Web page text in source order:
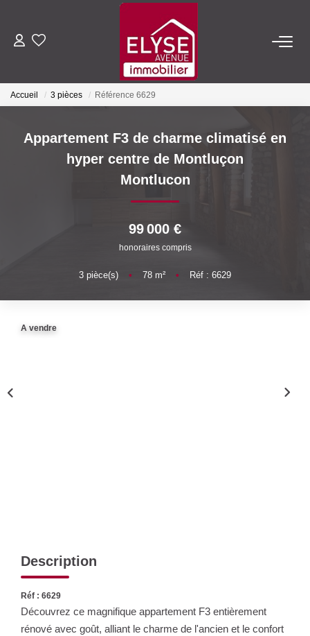
ACHETER
ESTIMER
NOTRE AGENCE
Qui Sommes-Nous
Accueil 3 pièces Référence 6629
Appartement F3 de charme climatisé en
hyper centre de Montluçon
Montlucon
99 000 €
honoraires compris
3 pièce(s) • 78 m² • Réf : 6629
A vendre
Description
Réf : 6629
Découvrez ce magnifique appartement F3 entièrement
rénové avec goût, alliant le charme de l'ancien et le confort